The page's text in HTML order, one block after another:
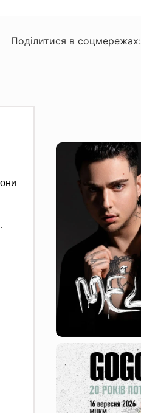
Поділитися в соцмережах: